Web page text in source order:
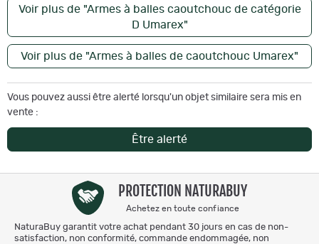
Voir plus de "Armes à balles caoutchouc de catégorie
D Umarex"
Voir plus de "Armes à balles de caoutchouc Umarex"
Vous pouvez aussi être alerté lorsqu'un objet similaire sera mis en
vente :
Être alerté
PROTECTION NATURABUY
Achetez en toute confiance
NaturaBuy garantit votre achat pendant 30 jours en cas de non-
satisfaction, non conformité, commande endommagée, non